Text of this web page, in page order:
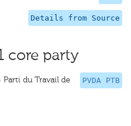
Details from Source
core party
PVDA PTB
du Travail de